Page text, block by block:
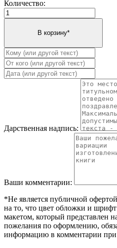
Количество:
Дарственная надпись:
Ваши комментарии:
*Не является публичной
на то, что цвет обложки и
макетом, который представлен
пожелания по оформлению,
информацию в комментарии при